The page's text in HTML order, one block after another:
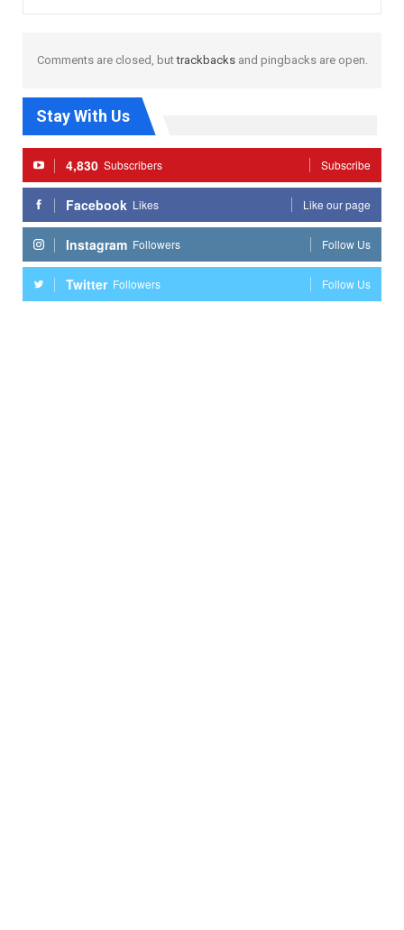
Comments are closed, buttrackbacksand pingbacks are open.
Stay With Us
4,830 Subscribers Subscribe
Facebook Likes Like our page
Instagram Followers Follow Us
Twitter Followers Follow Us